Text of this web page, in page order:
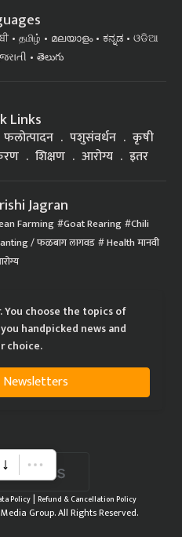
தமிழ் മലയാളം ಕನ್ನಡ
ଓଡିଆ
తెలుగు
Links
फलोत्पादन पशुसंवर्धन
कृषी
शिक्षण आरोग्य इतर
Jagran
Farming Goat Rearing Chili
/ फळबाग लागवड Health मानवी
choose the topics of
handpicked news and
choice.
Newsletters
Policy| Refund & Cancellation Policy
Group. All Rights Reserved.